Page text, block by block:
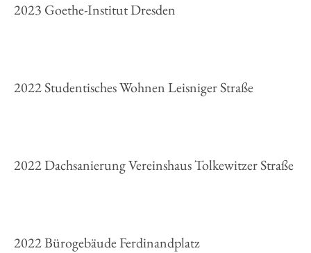
2023 Goethe-Institut Dresden
2022 Studentisches Wohnen Leisniger Straße
2022 Dachsanierung Vereinshaus Tolkewitzer Straße
2022 Bürogebäude Ferdinandplatz